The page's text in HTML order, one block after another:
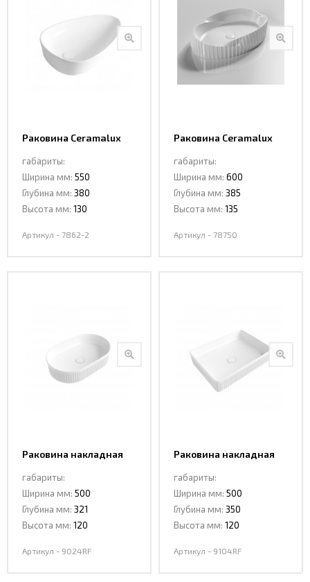
Раковина Ceramalux
габариты:
Ширина мм: 550
Глубина мм: 380
Высота мм: 130
Артикул - 7862-2
Раковина Ceramalux
габариты:
Ширина мм: 600
Глубина мм: 385
Высота мм: 135
Артикул - 78750
Раковина накладная
габариты:
Ширина мм: 500
Глубина мм: 321
Высота мм: 120
Артикул - 9024RF
Раковина накладная
габариты:
Ширина мм: 500
Глубина мм: 350
Высота мм: 120
Артикул - 9104RF